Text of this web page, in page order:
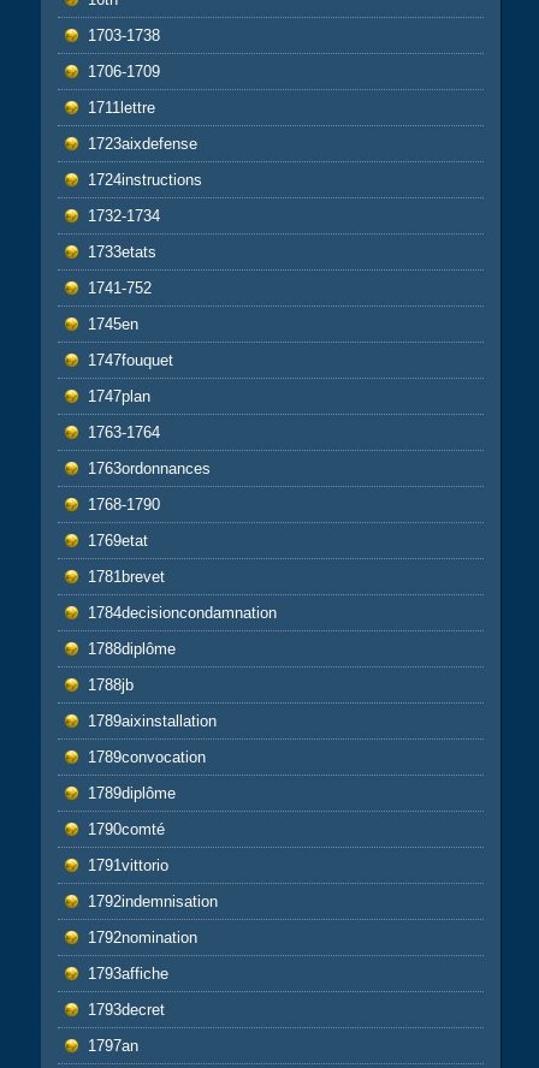
1703-1738
1706-1709
1711lettre
1723aixdefense
1724instructions
1732-1734
1733etats
1741-752
1745en
1747fouquet
1747plan
1763-1764
1763ordonnances
1768-1790
1769etat
1781brevet
1784decisioncondamnation
1788diplôme
1788jb
1789aixinstallation
1789convocation
1789diplôme
1790comté
1791vittorio
1792indemnisation
1792nomination
1793affiche
1793decret
1797an